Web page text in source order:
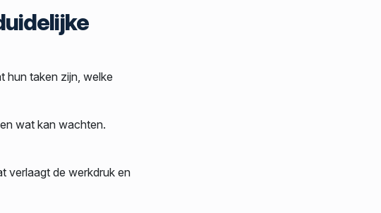
hun taken zijn, welke
wat kan wachten.
verlaagt de werkdruk en